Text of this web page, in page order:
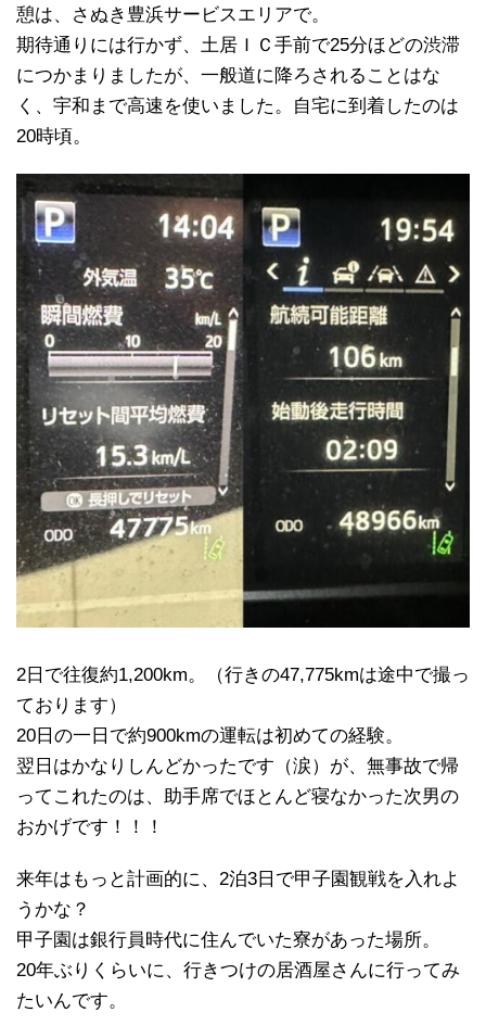
憩は、さぬき豊浜サービスエリアで。
期待通りには行かず、土居ＩＣ手前で25分ほどの渋滞
につかまりましたが、一般道に降ろされることはな
く、宇和まで高速を使いました。自宅に到着したのは
20時頃。
2日で往復約1,200km。（行きの47,775kmは途中で撮っ
ております）
20日の一日で約900kmの運転は初めての経験。
翌日はかなりしんどかったです（涙）が、無事故で帰
ってこれたのは、助手席でほとんど寝なかった次男の
おかげです！！！
来年はもっと計画的に、2泊3日で甲子園観戦を入れよ
うかな？
甲子園は銀行員時代に住んでいた寮があった場所。
20年ぶりくらいに、行きつけの居酒屋さんに行ってみ
たいんです。